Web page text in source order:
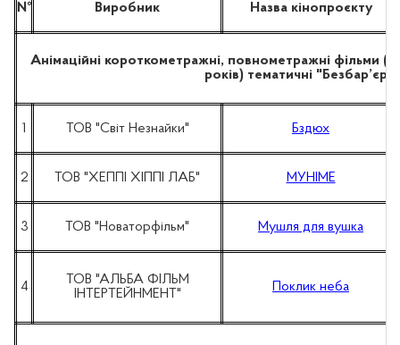
№ Виробник Назва кінопроєкту
Анімаційні короткометражні, повнометражні фільми
років) тематичні
1 ТОВ "Світ Незнайки" Бздюх
2 ТОВ "ХЕППІ ХІППІ ЛАБ" МУНІМЕ
3 ТОВ "Новаторфільм" Мушля для вушка
4
ТОВ "АЛЬБА ФІЛЬМ
ІНТЕРТЕЙНМЕНТ"
Поклик неба